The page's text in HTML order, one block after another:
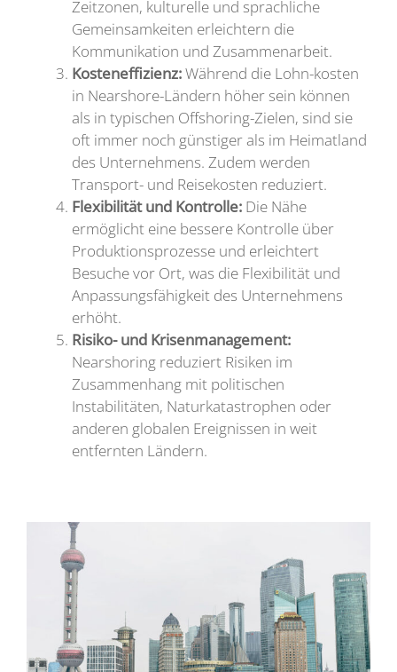
Zeitzonen, kulturelle und sprachliche
Gemeinsamkeiten erleichtern die
Kommunikation und Zusammenarbeit.
Kosteneffizienz:Während die Lohn-kosten
in Nearshore-Ländern höher sein können
als in typischen Offshoring-Zielen, sind sie
oft immer noch günstiger als im Heimatland
des Unternehmens. Zudem werden
Transport- und Reisekosten reduziert.
Flexibilität und Kontrolle: Die Nähe
ermöglicht eine bessere Kontrolle über
Produktionsprozesse und erleichtert
Besuche vor Ort, was die Flexibilität und
Anpassungsfähigkeit des Unternehmens
erhöht.
Risiko- und Krisenmanagement:
Nearshoring reduziert Risiken im
Zusammenhang mit politischen
Instabilitäten, Naturkatastrophen oder
anderen globalen Ereignissen in weit
entfernten Ländern.